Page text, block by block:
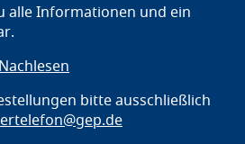
alle Informationen und ein
bitte ausschließlich